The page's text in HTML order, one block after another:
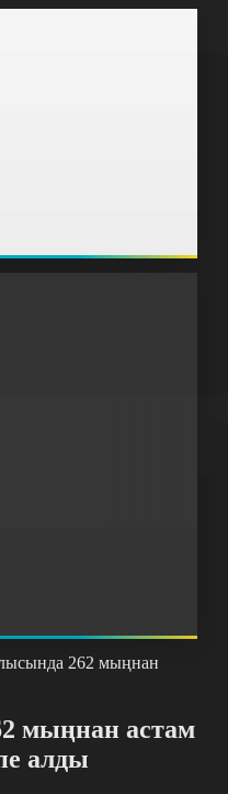
262 мыңнан
мыңнан астам
алды